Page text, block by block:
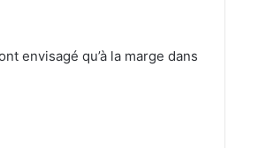
envisagé qu’à la marge dans